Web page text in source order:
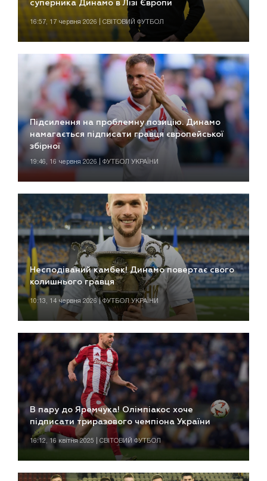
суперника Динамо в Лізі Європи
16:57, 17 червня 2026 | СВІТОВИЙ ФУТБОЛ
Підсилення на проблемну позицію. Динамо
намагається підписати гравця європейської
збірної
19:46, 16 червня 2026 | ФУТБОЛ УКРАЇНИ
Несподіваний камбек! Динамо повертає свого
колишнього гравця
10:13, 14 червня 2026 | ФУТБОЛ УКРАЇНИ
В пару до Яремчука! Олімпіакос хоче
підписати триразового чемпіона України
16:12, 16 квітня 2025 | СВІТОВИЙ ФУТБОЛ